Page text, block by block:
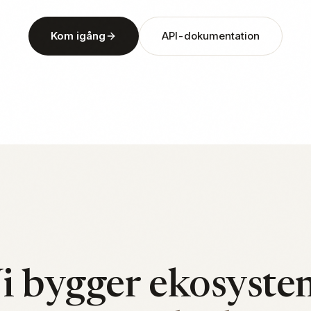
Kom igång API-dokumentation
bygger